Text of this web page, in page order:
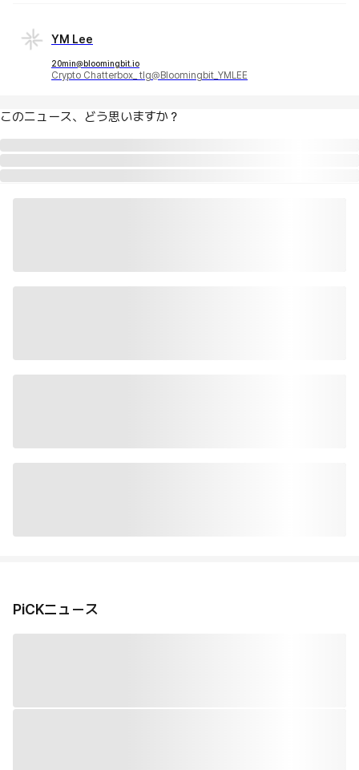
YM Lee
20min@bloomingbit.io
Crypto Chatterbox_ tlg@Bloomingbit_YMLEE
このニュース、どう思いますか？
PiCKニュース